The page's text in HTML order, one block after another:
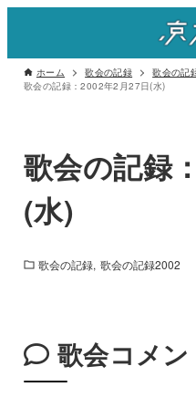
ホーム 歌会の記録
歌会の記
歌会の記録：2002年2月27日(水)
歌会の記録
(水)
歌会の記録 歌会の記録2002
歌会コメン